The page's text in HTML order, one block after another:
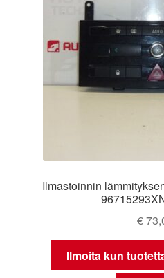
Ilmastoinnin
€
Ilmoita kun